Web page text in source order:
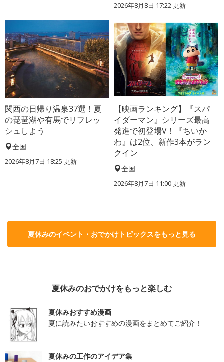
2026年8月8日 17:22更新
関西の日帰り温泉37選！夏
の琵琶湖や有馬でリフレッ
シュしよう
全国
2026年8月7日 18:25 更新
【映画ランキング】『スパ
イダーマン』シリーズ最高
発進で初登場V！『ちいか
わ』は2位、新作3本がラン
クイン
全国
2026年8月7日 11:00更新
夏休みのイベント・おでかけトピックスをもっと見る
夏休みのおでかけをもっと楽しむ
夏休みおすすめ漫画
夏に読みたいおすすめの漫画をまとめてご紹介！
夏休みの工作のアイデア集